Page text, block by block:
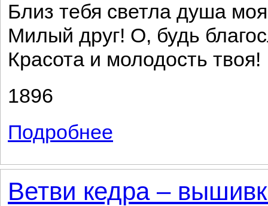
Близ тебя светла душа
Милый друг! О, будь
Красота и молодость твоя!
1896
Подробнее
Ветви кедра –